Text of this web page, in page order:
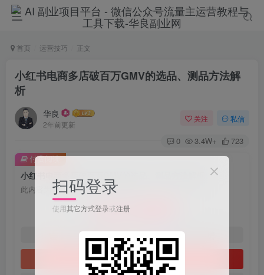
首页 运营技巧 正文
小红书电商多店破百万GMV的选品、测品方法解
析
华良
2年前更新
关注 私信
0 3.4W+ 723
小红书电商多店破百万GMV的选品、测品方法解析
此内容为付费阅读，请付费后查看
9.9
1年会员 免费 2年会员
立即购买
付费阅读
扫码登录
使用其它方式登录或注册